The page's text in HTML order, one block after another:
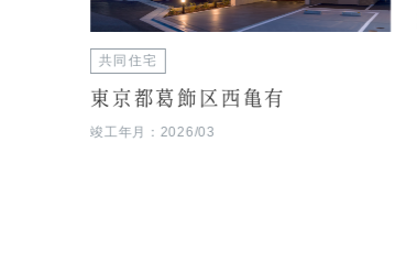
共同住宅
東京都葛飾区西亀有
竣工年月：2026/03